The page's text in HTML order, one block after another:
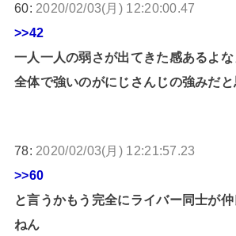
60: 2020/02/03(月) 12:20:00.47
>>42
一人一人の弱さが出てきた感あるよな
全体で強いのがにじさんじの強みだ
78: 2020/02/03(月) 12:21:57.23
>>60
と言うかもう完全にライバー同士が
ねん